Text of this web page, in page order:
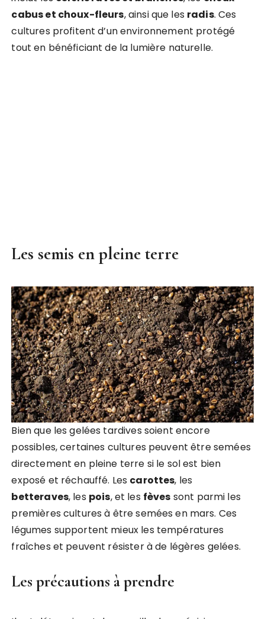
cabus et choux-fleurs, ainsi que les radis. Ces
cultures profitent d’un environnement protégé
tout en bénéficiant de la lumière naturelle.
Les semis en pleine terre
Bien que les gelées tardives soient encore
possibles, certaines cultures peuvent être semées
directement en pleine terre si le sol est bien
exposé et réchauffé. Les carottes, les
betteraves, les pois, et les fèves sont parmi les
premières cultures à être semées en mars. Ces
légumes supportent mieux les températures
fraîches et peuvent résister à de légères gelées.
Les précautions à prendre